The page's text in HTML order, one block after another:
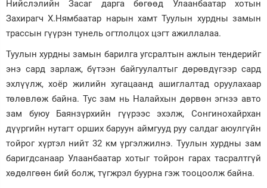
Нийслэлийн Засаг дарга бөгөөд Улаанбаатар хотын
Захирагч Х.Нямбаатар нарын хамт Туулын хурдны замын
трассын гүүрэн тунель огтлолцох цэгт ажиллалаа.
Туулын хурдны замын барилга угсралтын ажлын тендерийг
энэ сард зарлаж, бүтээн байгуулалтыг дөрөвдүгээр сард
эхлүүлж, хоёр жилийн хугацаанд ашиглалтад оруулахаар
төлөвлөж байна. Тус зам нь Налайхын дөрвөн эгнээ авто
зам буюу Баянзүрхийн гүүрээс эхэлж, Сонгинохайрхан
дүүргийн нутагт орших баруун аймгууд руу салдаг аюулгүйн
тойрог хүртэл нийт 32 км үргэлжилнэ. Туулын хурдны зам
баригдсанаар Улаанбаатар хотыг тойрон гарах тасралтгүй
хөдөлгөөн бий болж, түгжрэл буурна гэж тооцоолж байна.